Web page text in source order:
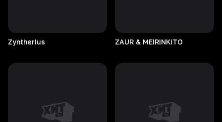
Zyntherius ZAUR & MEIRINKITO